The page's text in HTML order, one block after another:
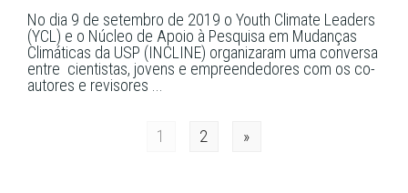
No dia 9 de setembro de 2019 o Youth Climate Leaders
(YCL) e o Núcleo de Apoio à Pesquisa em Mudanças
Climáticas da USP (INCLINE) organizaram uma conversa
entre cientistas, jovens e empreendedores com os co-
autores e revisores ...
Posts
1 2 »